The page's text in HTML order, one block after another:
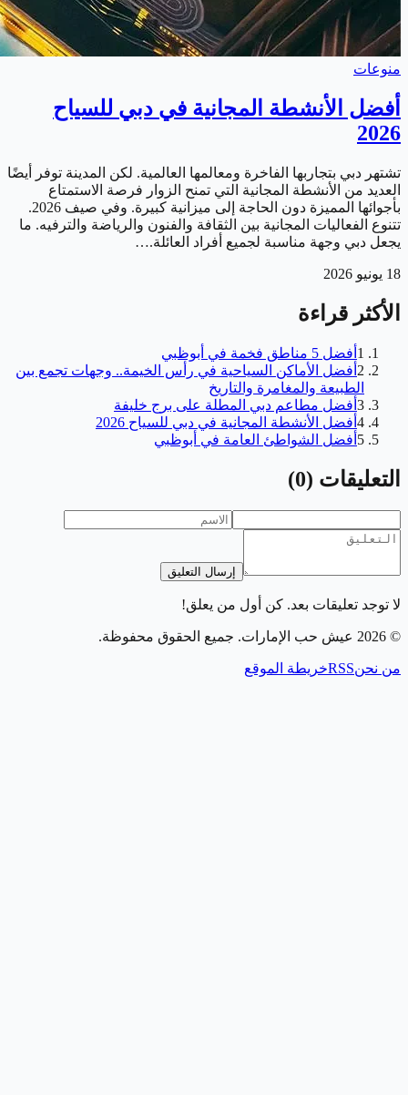
منوعات
أفضل الأنشطة المجانية في دبي للسياح
2026
تشتهر دبي بتجاربها الفاخرة ومعالمها العالمية. لكن المدينة توفر أيضًا
العديد من الأنشطة المجانية التي تمنح الزوار فرصة الاستمتاع
بأجوائها المميزة دون الحاجة إلى ميزانية كبيرة. وفي صيف 2026.
تتنوع الفعاليات المجانية بين الثقافة والفنون والرياضة والترفيه. ما
يجعل دبي وجهة مناسبة لجميع أفراد العائلة.…
18 يونيو 2026
الأكثر قراءة
1 أفضل 5 مناطق فخمة في أبوظبي
2 أفضل الأماكن السياحية في رأس الخيمة.. وجهات تجمع بين
الطبيعة والمغامرة والتاريخ
3 أفضل مطاعم دبي المطلة على برج خليفة
4 أفضل الأنشطة المجانية في دبي للسياح 2026
5 أفضل الشواطئ العامة في أبوظبي
التعليقات (
0
)
إرسال التعليق
لا توجد تعليقات بعد. كن أول من يعلق!
©
2026 عيش حب الإمارات. جميع الحقوق محفوظة.
من نحنRSSخريطة الموقع